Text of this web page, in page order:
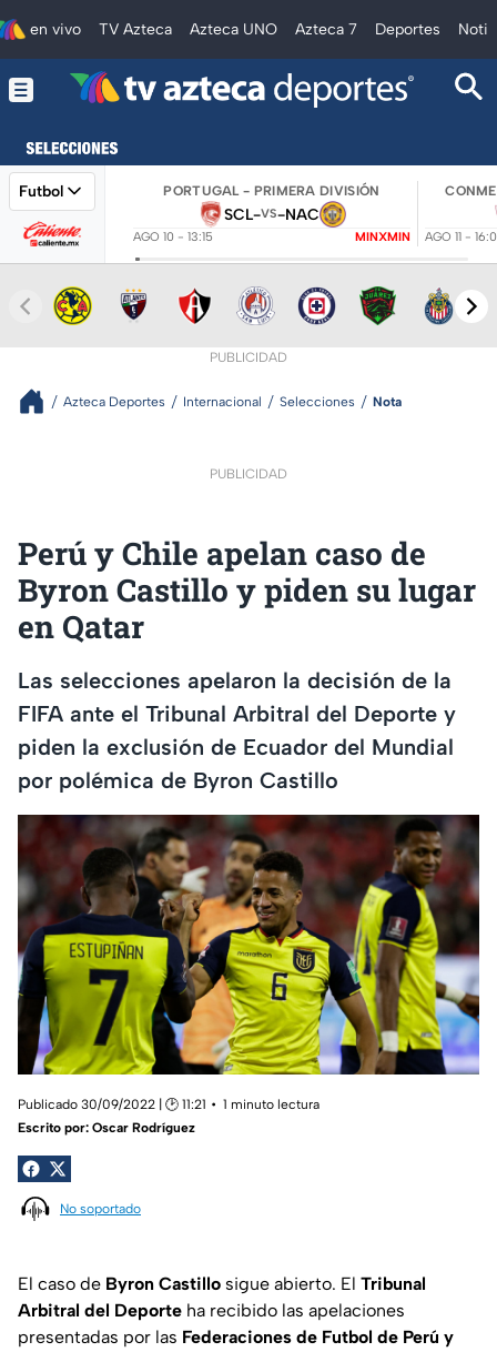
en vivo TV Azteca Azteca UNO Azteca 7 Deportes
Futbol PORTUGAL - PRIMERA DIVISIÓN
SCL-VS-NAC
AGO 10 - 13:15 MINXMIN AGO 11 -
PUBLICIDAD
Azteca Deportes Internacional Selecciones Nota
PUBLICIDAD
Perú y Chile apelan caso de
Byron Castillo y piden su lugar
en Qatar
Las selecciones apelaron la decisión de la
FIFA ante el Tribunal Arbitral del Deporte y
piden la exclusión de Ecuador del Mundial
por polémica de Byron Castillo
Publicado 30/09/2022 | 🕑 11:21
1 minuto lectura
Escrito por: Oscar Rodríguez
No soportado
El caso de Byron Castillo sigue abierto. El Tribunal
Arbitral del Deporte ha recibido las apelaciones
presentadas por las Federaciones de Futbol de Perú y